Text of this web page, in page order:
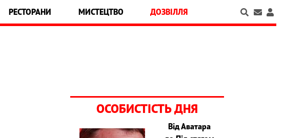
РЕСТОРАНИ МИСТЕЦТВО ДОЗВІЛЛЯ
ОСОБИСТІСТЬ ДНЯ
Від Аватара